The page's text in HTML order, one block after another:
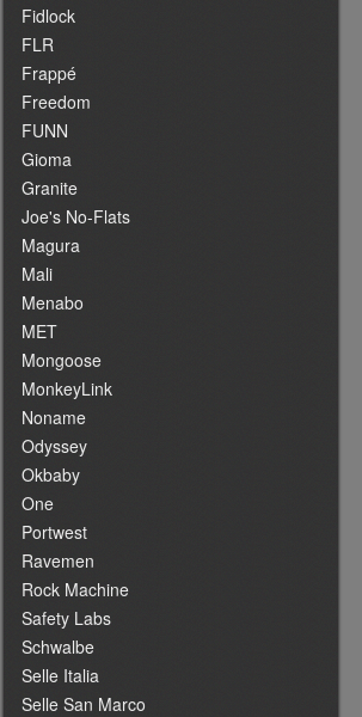
Fidlock
FLR
Frappé
Freedom
FUNN
Gioma
Granite
Joe's No-Flats
Magura
Mali
Menabo
MET
Mongoose
MonkeyLink
Noname
Odyssey
Okbaby
One
Portwest
Ravemen
Rock Machine
Safety Labs
Schwalbe
Selle Italia
Selle San Marco